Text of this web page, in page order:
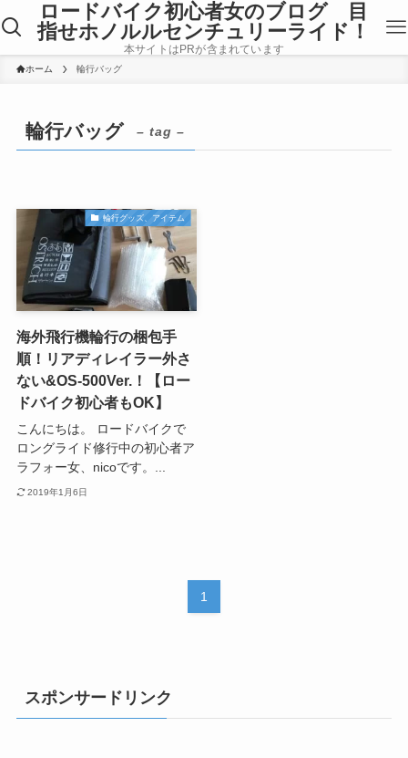
ロードバイク初心者女のブログ 目
指せホノルルセンチュリーライド！
本サイトはPRが含まれています
ホーム 輪行バッグ
輪行バッグ – tag –
輪行グッズ、アイテム
海外飛行機輪行の梱包手
順！リアディレイラー外さ
ない&OS-500Ver.！【ロー
ドバイク初心者もOK】
こんにちは。 ロードバイクで
ロングライド修行中の初心者ア
ラフォー女、nicoです。...
2019年1月6日
1
スポンサードリンク